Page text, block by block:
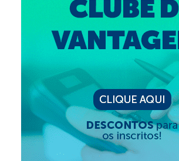
Editais e licitação
Fiscalização
Responsabilidade Técnica
Legislações
Decisões
Portarias